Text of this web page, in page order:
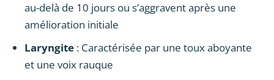
au-delà de 10 jours ou s’aggravent après une
amélioration initiale
Laryngite : Caractérisée par une toux aboyante
et une voix rauque